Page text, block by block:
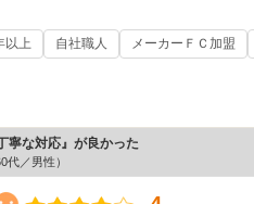
以上 自社職人 メーカーＦＣ加盟
寧な対応』が良かった
代／男性）